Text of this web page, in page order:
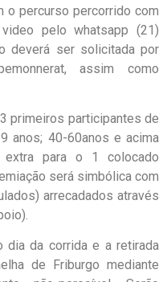
o percurso percorrido com
pelo whatsapp (21)
deverá ser solicitada por
assim como
primeiros participantes de
anos; 40-60anos e acima
para o 1 colocado
será simbólica com
arrecadados através
dia da corrida e a retirada
de Friburgo mediante